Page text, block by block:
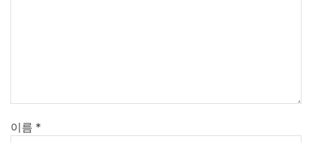
이름 *